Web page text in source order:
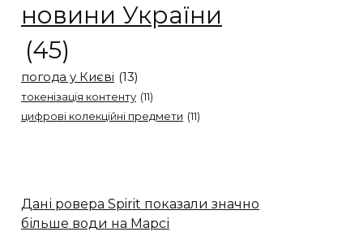
новини України
(45)
погода у Києві (13)
токенізація контенту (11)
цифрові колекційні предмети (11)
Дані ровера Spirit показали значно
більше води на Марсі